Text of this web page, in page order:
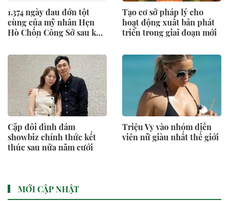
1.374 ngày đau đớn tột
cùng của mỹ nhân Hẹn
Hò Chốn Công Sở sau khi
Tạo cơ sở pháp lý cho
hoạt động xuất bản phát
triển trong giai đoạn mới
Cặp đôi đình đám
showbiz chính thức kết
thúc sau nửa năm cưới
Triệu Vy vào nhóm diễn
viên nữ giàu nhất thế giới
MỚI CẬP NHẬT